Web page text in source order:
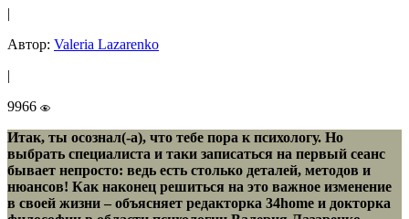
|
Автор: Valeria Lazarenko
|
9966
Итак, ты осознал(-а), что тебе пора к психологу. Но
выбрать специалиста и таки записаться на первый сеанс
бывает непросто: ведь есть столько деталей, методов и
нюансов! Как наконец решиться на это важное изменение
в своей жизни – объясняет редакторка 34home и докторка